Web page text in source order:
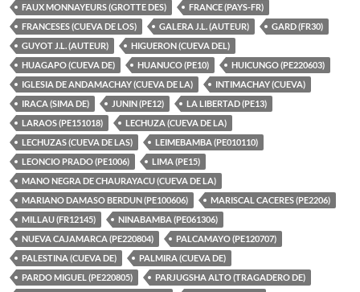
FAUX MONNAYEURS (GROTTE DES)
FRANCE (PAYS-FR)
FRANCESES (CUEVA DE LOS)
GALERA J.L. (AUTEUR)
GARD (FR30)
GUYOT J.L. (AUTEUR)
HIGUERON (CUEVA DEL)
HUAGAPO (CUEVA DE)
HUANUCO (PE10)
HUICUNGO (PE220603)
IGLESIA DE ANDAMACHAY (CUEVA DE LA)
INTIMACHAY (CUEVA)
IRACA (SIMA DE)
JUNIN (PE12)
LA LIBERTAD (PE13)
LARAOS (PE151018)
LECHUZA (CUEVA DE LA)
LECHUZAS (CUEVA DE LAS)
LEIMEBAMBA (PE010110)
LEONCIO PRADO (PE1006)
LIMA (PE15)
MANO NEGRA DE CHAURAYACU (CUEVA DE LA)
MARIANO DAMASO BERDUN (PE100606)
MARISCAL CACERES (PE2206)
MILLAU (FR12145)
NINABAMBA (PE061306)
NUEVA CAJAMARCA (PE220804)
PALCAMAYO (PE120707)
PALESTINA (CUEVA DE)
PALMIRA (CUEVA DE)
PARDO MIGUEL (PE220805)
PARJUGSHA ALTO (TRAGADERO DE)